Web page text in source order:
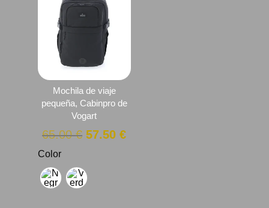
Mochila de viaje
pequeña, Cabinpro de
Vogart
65.00€ El
era:
57.50€El
Color